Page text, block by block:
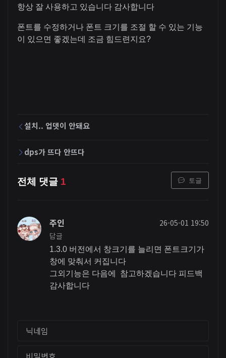
항상 잘 사용하고 있습니다 감사합니다
폰트를 수정하거나 폰트 크기를 조절 할 수 있는 기능
이 있으면 좋겠는데 조금 힘드련지요?
설치.. 업뎃이 안돼요
dps가 뜨다 안뜨다
전체 댓글 1 토글
주인
26-05-01 19:50
답글
1.3.0 버전에서 창크기를 늘리면 폰트크기가
창에 맞춰서 커집니다
그외기능은 다음에 참고하겠습니다 피드백
감사합니다
닉네임
비밀번호